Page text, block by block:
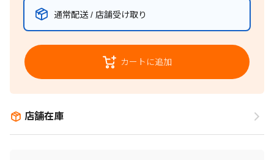
通常配送 / 店舗受け取り
カートに追加
店舗在庫